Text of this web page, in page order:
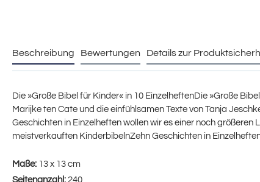
Beschreibung Bewertungen Details zur
Die »Große Bibel für Kinder« in 10 EinzelheftenDie »Große
Marijke ten Cate und die einfühlsamen Texte von Tanja
Geschichten in Einzelheften wollen wir es einer noch
meistverkauften KinderbibelnZehn Geschichten in
Maße: 13 x 13 cm
Seitenanzahl: 240